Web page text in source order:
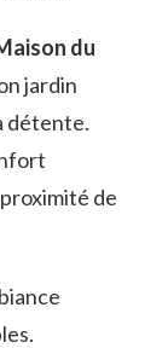
du
jardin
détente.
de